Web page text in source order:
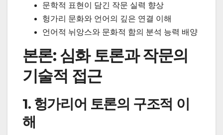
문학적 표현이 담긴 작문 실력 향상
헝가리 문화와 언어의 깊은 연결 이해
언어적 뉘앙스와 문화적 함의 분석 능력 배양
본론: 심화 토론과 작문의
기술적 접근
1. 헝가리어 토론의 구조적 이
해